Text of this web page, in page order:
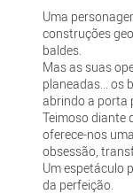
Uma
construções
baldes.
Mas as suas
planeadas... os
abrindo a porta
Teimoso diante
oferece-nos
obsessão,
Um espetáculo
da perfeição.